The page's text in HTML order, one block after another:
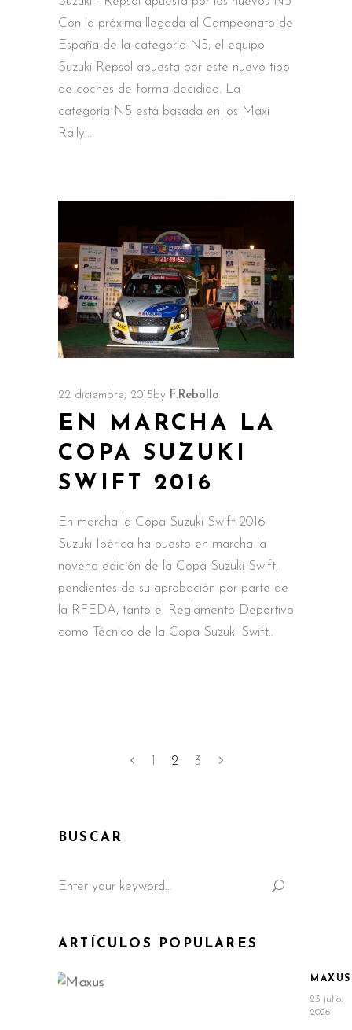
Con la próxima llegada al Campeonato de
España de la categoría N5, el equipo
Suzuki-Repsol apuesta por este nuevo tipo
de coches de forma decidida. La
categoría N5 está basada en los Maxi
Rally,
22 diciembre, 2015 by F.Rebollo
EN MARCHA LA
COPA SUZUKI
SWIFT 2016
En marcha la Copa Suzuki Swift 2016
Suzuki Ibérica ha puesto en marcha la
novena edición de la Copa Suzuki Swift,
pendientes de su aprobación por parte de
la RFEDA, tanto el Reglamento Deportivo
como Técnico de la Copa Suzuki Swift
2 3
BUSCAR
for:
ARTÍCULOS POPULARES
MAXUS
23 julio,
2026